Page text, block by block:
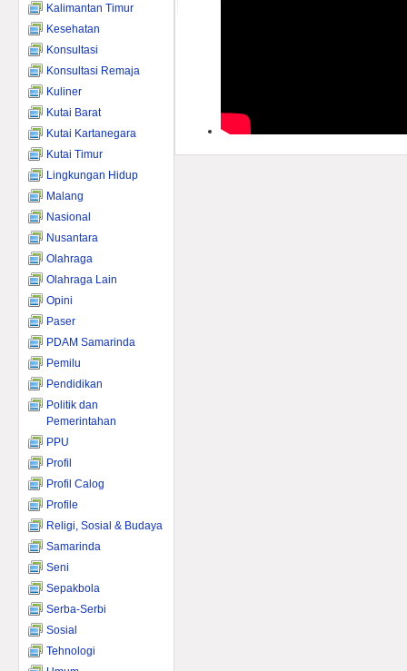
Kalimantan Timur
Kesehatan
Konsultasi
Konsultasi Remaja
Kuliner
Kutai Barat
Kutai Kartanegara
Kutai Timur
Lingkungan Hidup
Malang
Nasional
Nusantara
Olahraga
Olahraga Lain
Opini
Paser
PDAM Samarinda
Pemilu
Pendidikan
Politik dan
Pemerintahan
PPU
Profil
Profil Calog
Profile
Religi, Sosial & Budaya
Samarinda
Seni
Sepakbola
Serba-Serbi
Sosial
Tehnologi